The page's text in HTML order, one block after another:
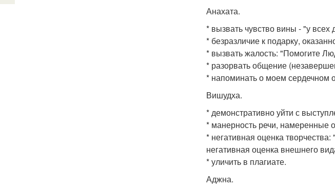
Анахата.
* вызвать чувство вины - "у
* безразличие к подарку,
* вызвать жалость: "Помогите
* разорвать общение
* напоминать о моем
Вишудха.
* демонстративно уйти с
* манерность речи, намеренные
* негативная оценка
негативная оценка внешнего
* уличить в плагиате.
Аджна.